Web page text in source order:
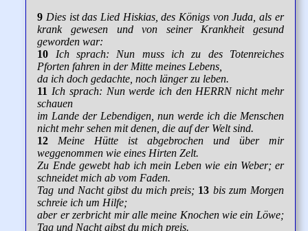
9 Dies ist das Lied Hiskias, des Königs von Juda, als er
krank gewesen und von seiner Krankheit gesund
geworden war:
10
Ich sprach: Nun muss ich zu des Totenreiches
Pforten fahren in der Mitte meines Lebens,
da ich doch gedachte, noch länger zu leben.
11 Ich sprach: Nun werde ich den HERRN nicht mehr
schauen
im Lande der Lebendigen, nun werde ich die Menschen
nicht mehr sehen mit denen, die auf der Welt sind.
12
Meine Hütte ist abgebrochen und über mir
weggenommen wie eines Hirten Zelt.
Zu Ende gewebt hab ich mein Leben wie ein Weber; er
schneidet mich ab vom Faden.
Tag und Nacht gibst du mich preis; 13 bis zum Morgen
schreie ich um Hilfe;
aber er zerbricht mir alle meine Knochen wie ein Löwe;
Tag und Nacht gibst du mich preis.